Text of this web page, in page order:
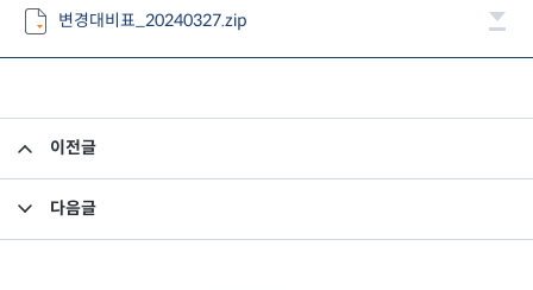
변경대비표_20240327.zip
이전글
다음글